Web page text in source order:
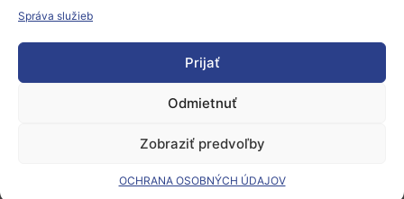
Správa služieb
Prijať
Odmietnuť
Zobraziť predvoľby
OCHRANA OSOBNÝCH ÚDAJOV
projektového návrhu.
Cieľom podujatia bude účastníkom podujatia
a hľadanie partnerov do budúcich